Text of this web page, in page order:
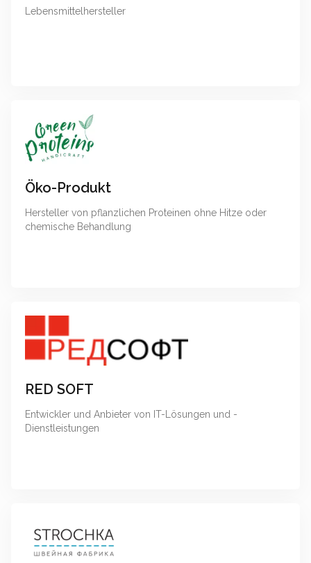
Lebensmittelhersteller
Öko-Produkt
Hersteller von pflanzlichen Proteinen ohne Hitze oder
chemische Behandlung
RED SOFT
Entwickler und Anbieter von IT-Lösungen und -
Dienstleistungen